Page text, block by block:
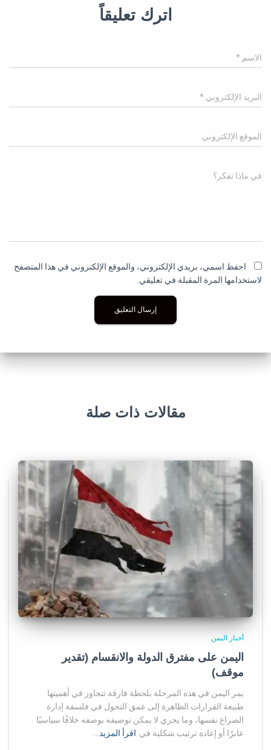
اترك تعليقاً
الاسم *
البريد الإلكتروني *
الموقع الإلكتروني
في ماذا تفكر؟
احفظ اسمي، بريدي الإلكتروني، والموقع الإلكتروني في هذا المتصفح
لاستخدامها المرة المقبلة في تعليقي.
مقالات ذات صلة
أخبار اليمن
اليمن على مفترق الدولة والانقسام (تقدير
موقف)
يمر اليمن في هذه المرحلة بلحظة فارقة تتجاوز في أهميتها
طبيعة القرارات الظاهرة إلى عمق التحول في فلسفة إدارة
الصراع نفسها، وما يجري لا يمكن توصيفه بوصفه خلافًا سياسيًا
عابرًا أو إعادة ترتيب شكلية في اقرأ المزيد…